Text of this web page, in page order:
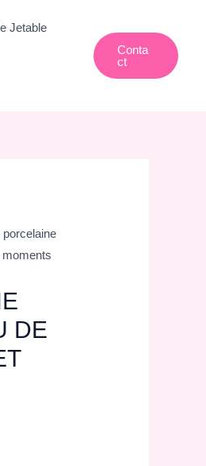
Jetable
Conta
Ct
porcelaine
moments
DE